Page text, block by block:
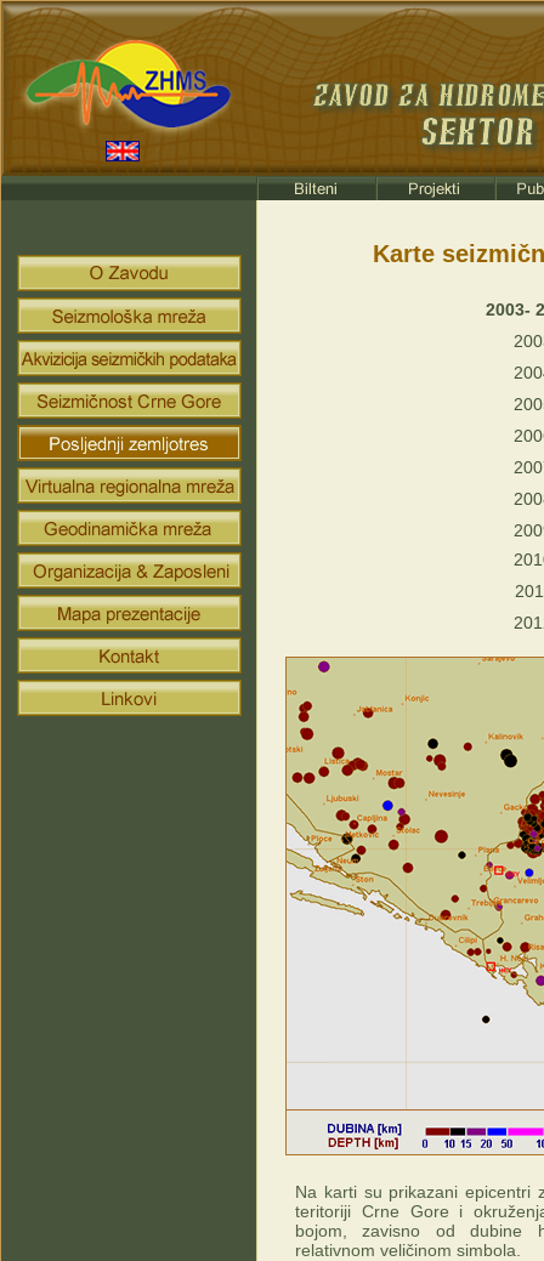
Karte
2003-
Na karti su prikazani epicentri
teritoriji Crne Gore i
bojom, zavisno od dubine
relativnom veličinom simbola.